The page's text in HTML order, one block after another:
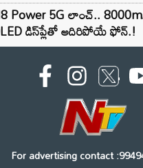
Power 5G లాంచ్..
డిస్‌ప్లేతో అదిరిపోయే ఫోన్.!
For advertising contact